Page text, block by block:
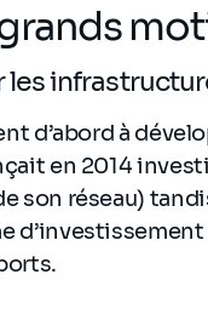
les
d’abord à
en 2014
son réseau)